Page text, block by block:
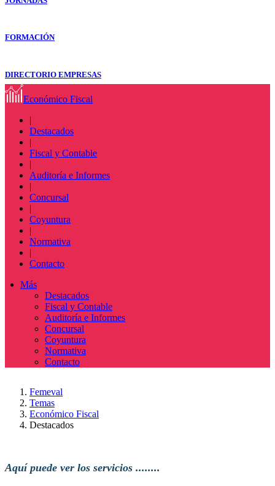
FORMACIÓN
DIRECTORIO EMPRESAS
Económico Fiscal
|
Destacados
|
Fiscal y Contable
|
Auditoría e Informes
|
Concursal
|
Coyuntura
|
Normativa
|
Contacto
Más
Destacados
Fiscal y Contable
Auditoría e Informes
Concursal
Coyuntura
Normativa
Contacto
Femeval
Temas
Económico Fiscal
Destacados
Aquí puede ver los servicios ........